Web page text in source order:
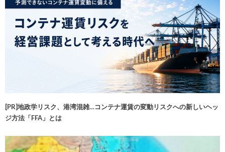
[PR]地政学リスク、港湾混雑…コンテナ運賃の変動リスクへの新しいヘッ
ジ方法「FFA」とは